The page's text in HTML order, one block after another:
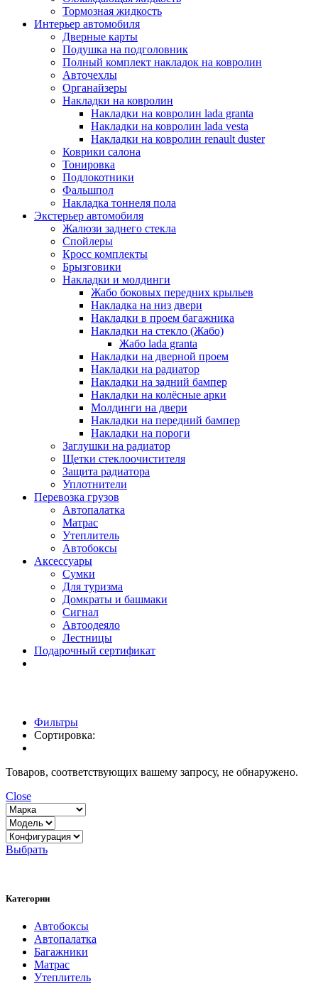
Тормозная жидкость
Интерьер автомобиля
Дверные карты
Подушка на подголовник
Полный комплект накладок на ковролин
Авточехлы
Органайзеры
Накладки на ковролин
Накладки на ковролин lada granta
Накладки на ковролин lada vesta
Накладки на ковролин renault duster
Коврики салона
Тонировка
Подлокотники
Фальшпол
Накладка тоннеля пола
Экстерьер автомобиля
Жалюзи заднего стекла
Спойлеры
Кросс комплекты
Брызговики
Накладки и молдинги
Жабо боковых передних крыльев
Накладка на низ двери
Накладки в проем багажника
Накладки на стекло (Жабо)
Жабо lada granta
Накладки на дверной проем
Накладки на радиатор
Накладки на задний бампер
Накладки на колёсные арки
Молдинги на двери
Накладки на передний бампер
Накладки на пороги
Заглушки на радиатор
Щетки стеклоочистителя
Защита радиатора
Уплотнители
Перевозка грузов
Автопалатка
Матрас
Утеплитель
Автобоксы
Аксессуары
Сумки
Для туризма
Домкраты и башмаки
Сигнал
Автоодеяло
Лестницы
Подарочный сертификат
Фильтры
Сортировка:
Товаров, соответствующих вашему запросу, не обнаружено.
Close
Выбрать
Категории
Автобоксы
Автопалатка
Багажники
Матрас
Утеплитель